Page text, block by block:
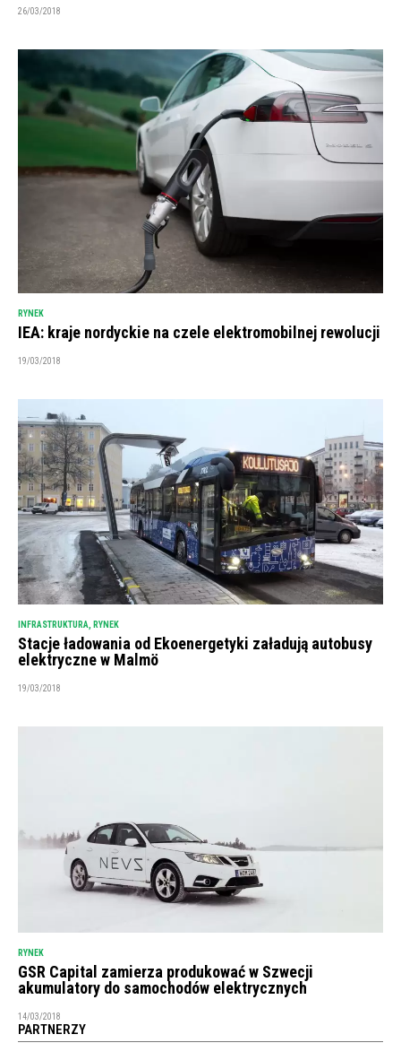
26/03/2018
RYNEK
IEA: kraje nordyckie na czele elektromobilnej rewolucji
19/03/2018
INFRASTRUKTURA RYNEK
Stacje ładowania od Ekoenergetyki załadują autobusy
elektryczne w Malmö
19/03/2018
RYNEK
GSR Capital zamierza produkować w Szwecji
akumulatory do samochodów elektrycznych
14/03/2018
PARTNERZY